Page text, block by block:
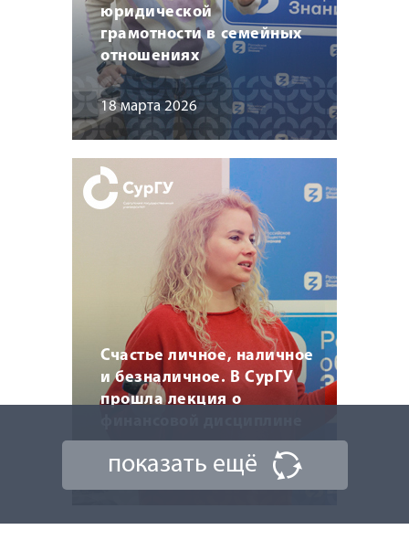
юридической
грамотности в семейных
отношениях
18 марта 2026
Счастье личное, наличное
и безналичное. В СурГУ
прошла лекция о
18 марта 2026
показать ещё